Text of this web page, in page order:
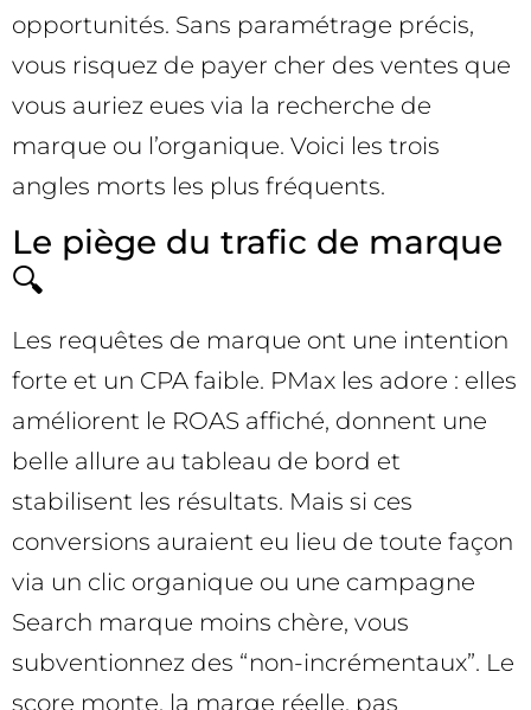
opportunités. Sans paramétrage précis,
vous risquez de payer cher des ventes que
vous auriez eues via la recherche de
marque ou l’organique. Voici les trois
angles morts les plus fréquents.
Le piège du trafic de marque
🔍
Les requêtes de marque ont une intention
forte et un CPA faible. PMax les adore : elles
améliorent le ROAS affiché, donnent une
belle allure au tableau de bord et
stabilisent les résultats. Mais si ces
conversions auraient eu lieu de toute façon
via un clic organique ou une campagne
Search marque moins chère, vous
subventionnez des “non-incrémentaux”. Le
score monte, la marge réelle, pas